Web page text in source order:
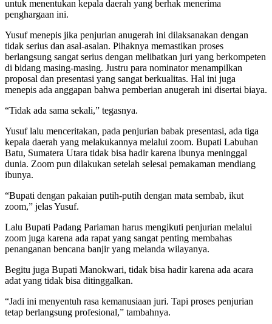
untuk menentukan kepala daerah yang berhak menerima
penghargaan ini.
Yusuf menepis jika penjurian anugerah ini dilaksanakan dengan
tidak serius dan asal-asalan. Pihaknya memastikan proses
berlangsung sangat serius dengan melibatkan juri yang berkompeten
di bidang masing-masing. Justru para nominator menampilkan
proposal dan presentasi yang sangat berkualitas. Hal ini juga
menepis ada anggapan bahwa pemberian anugerah ini disertai biaya.
“Tidak ada sama sekali,” tegasnya.
Yusuf lalu menceritakan, pada penjurian babak presentasi, ada tiga
kepala daerah yang melakukannya melalui zoom. Bupati Labuhan
Batu, Sumatera Utara tidak bisa hadir karena ibunya meninggal
dunia. Zoom pun dilakukan setelah selesai pemakaman mendiang
ibunya.
“Bupati dengan pakaian putih-putih dengan mata sembab, ikut
zoom,” jelas Yusuf.
Lalu Bupati Padang Pariaman harus mengikuti penjurian melalui
zoom juga karena ada rapat yang sangat penting membahas
penanganan bencana banjir yang melanda wilayanya.
Begitu juga Bupati Manokwari, tidak bisa hadir karena ada acara
adat yang tidak bisa ditinggalkan.
“Jadi ini menyentuh rasa kemanusiaan juri. Tapi proses penjurian
tetap berlangsung profesional,” tambahnya.